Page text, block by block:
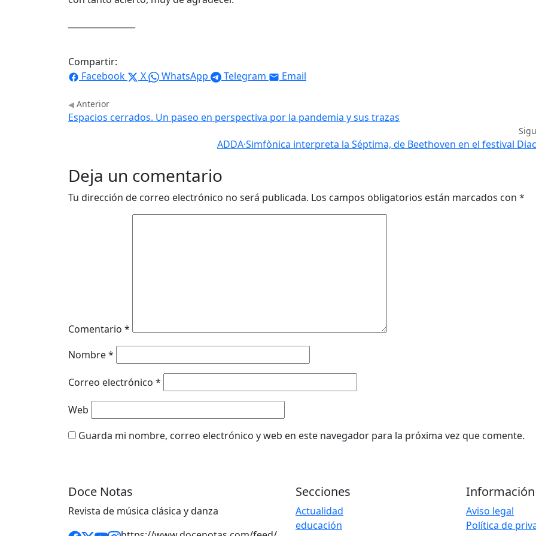
Compartir:
Facebook
X WhatsApp Telegram Email
Anterior
Espacios cerrados. Un paseo en perspectiva por la pandemia y sus trazas
ADDA·Simfònica interpreta la Séptima, de Beethoven en el festival
Deja un comentario
Tu dirección de correo electrónico no será publicada. Los campos obligatorios están marcados con *
Comentario *
Nombre*
Correo electrónico *
Web
Guarda mi nombre, correo electrónico y web en este navegador para la próxima vez que comente.
Doce Notas
Revista de música clásica y danza
Secciones
Actualidad
educación
Información
Aviso legal
Política de